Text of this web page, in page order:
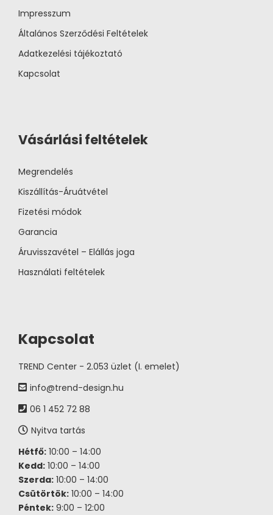
Impresszum
Általános Szerződési Feltételek
Adatkezelési tájékoztató
Kapcsolat
Vásárlási feltételek
Megrendelés
Kiszállítás-Áruátvétel
Fizetési módok
Garancia
Áruvisszavétel – Elállás joga
Használati feltételek
Kapcsolat
TREND Center - 2.053 üzlet (I. emelet)
info@trend-design.hu
06 1 452 72 88
Nyitva tartás
Hétfő: 10:00 – 14:00
Kedd: 10:00 – 14:00
Szerda: 10:00 – 14:00
Csütörtök: 10:00 – 14:00
Péntek: 9:00 – 12:00